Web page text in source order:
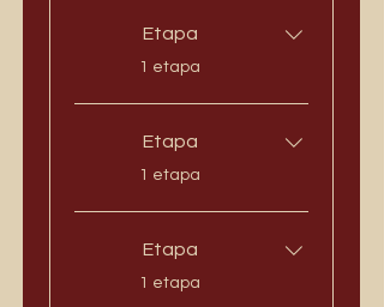
Etapa
.
1 etapa
Etapa
.
1 etapa
Etapa
.
1 etapa